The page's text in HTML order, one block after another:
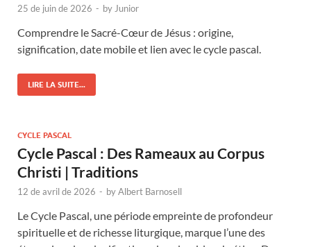
25 de juin de 2026 - by Junior
Comprendre le Sacré-Cœur de Jésus : origine,
signification, date mobile et lien avec le cycle pascal.
LIRE LA SUITE...
CYCLE PASCAL
Cycle Pascal : Des Rameaux au Corpus
Christi | Traditions
12 de avril de 2026 - byAlbert Barnosell
Le Cycle Pascal, une période empreinte de profondeur
spirituelle et de richesse liturgique, marque l’une des